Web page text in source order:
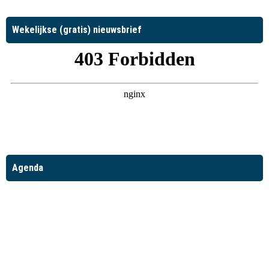
Wekelijkse (gratis) nieuwsbrief
Agenda